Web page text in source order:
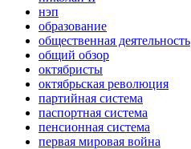
нэп
образование
общественная деятельность
общий обзор
октябристы
октябрьская революция
партийная система
паспортная система
пенсионная система
первая мировая война